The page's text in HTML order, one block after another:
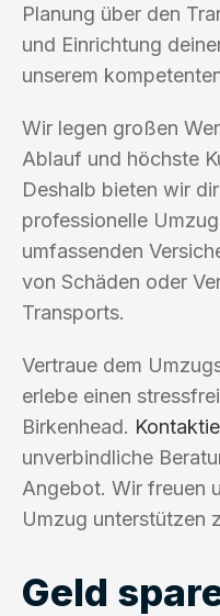
Planung über den
und Einrichtung
unserem
Wir legen großen
Ablauf und höchste
Deshalb bieten wir
professionelle
umfassenden
von Schäden oder
Transports.
Vertraue dem
erlebe einen
Birkenhead.
unverbindliche
Angebot. Wir freuen
Umzug unterstützen
Geld